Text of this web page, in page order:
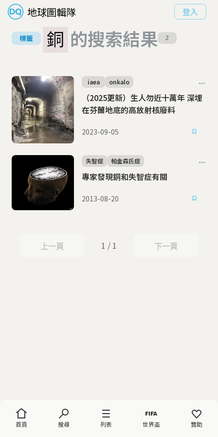
地球圖輯隊 登入
首頁 搜尋 列表 世界盃 贊助
標籤 銅 的搜索結果 2
（2025更新）生人勿近十萬年 深埋
在芬蘭地底的高放射核廢料
iaea onkalo
2023-09-05
專家發現銅和失智症有關
失智症 帕金森氏症
2013-08-20
上一頁
上一頁 1 / 1 下一頁
下一頁